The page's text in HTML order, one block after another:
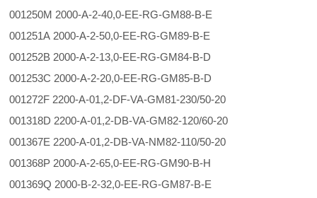
001250M 2000-A-2-40,0-EE-RG-GM88-B-E
001251A 2000-A-2-50,0-EE-RG-GM89-B-E
001252B 2000-A-2-13,0-EE-RG-GM84-B-D
001253C 2000-A-2-20,0-EE-RG-GM85-B-D
001272F 2200-A-01,2-DF-VA-GM81-230/50-20
001318D 2200-A-01,2-DB-VA-GM82-120/60-20
001367E 2200-A-01,2-DB-VA-NM82-110/50-20
001368P 2000-A-2-65,0-EE-RG-GM90-B-H
001369Q 2000-B-2-32,0-EE-RG-GM87-B-E